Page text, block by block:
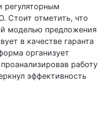
Стоит отметить, что
моделью предложения
в качестве гаранта
организует
работу
эффективность